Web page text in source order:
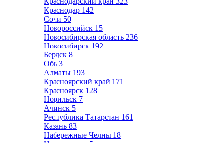
Краснодар 142
Сочи 50
Новороссийск 15
Новосибирская область 236
Новосибирск 192
Бердск 8
Обь 3
Алматы 193
Красноярский край 171
Красноярск 128
Норильск 7
Ачинск 5
Республика Татарстан 161
Казань 83
Набережные Челны 18